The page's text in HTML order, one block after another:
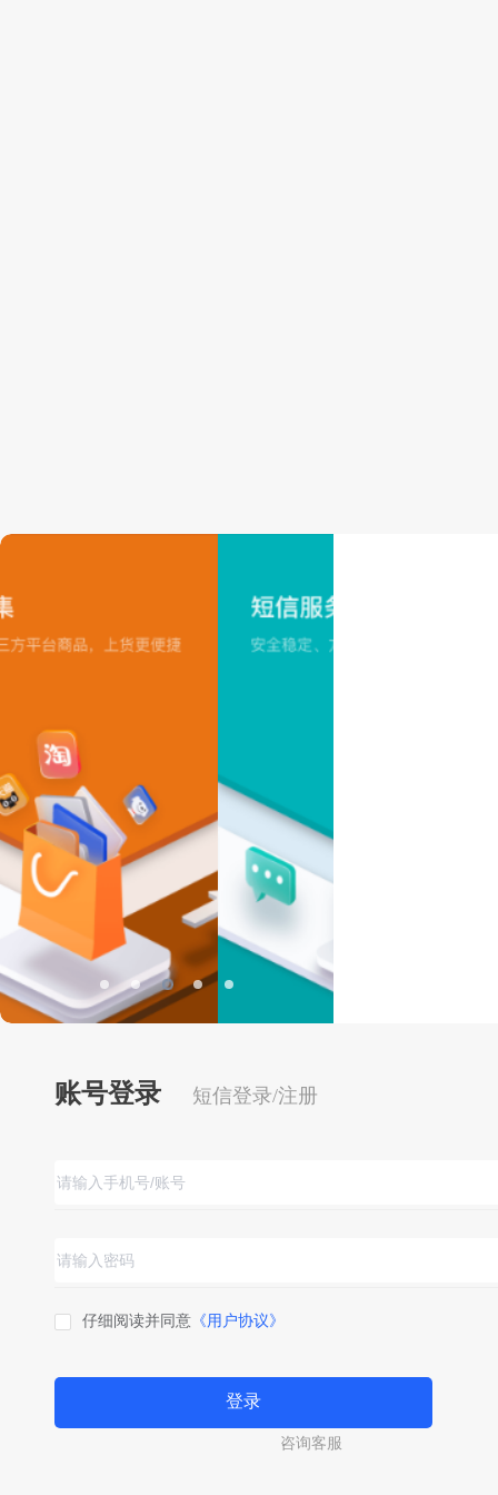
账号登录 短信登录/注册
仔细阅读并同意 《用户协议》
登录
咨询客服